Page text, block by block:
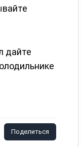
дайте
Поделиться